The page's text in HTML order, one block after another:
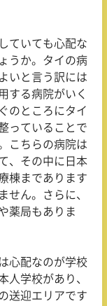
ていても心配な
うか。タイの病
いと言う訳には
する病院がいく
のところにタイ
っていることで
こちらの病院は
、その中に日本
棟まであります
せん。さらに、
薬局もありま
心配なのが学校
人学校があり、
送迎エリアです